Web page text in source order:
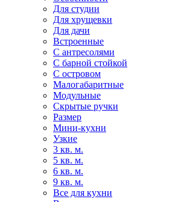
Для студии
Для хрущевки
Для дачи
Встроенные
С антресолями
С барной стойкой
С островом
Малогабаритные
Модульные
Скрытые ручки
Размер
Мини-кухни
Узкие
3 кв. м.
5 кв. м.
6 кв. м.
9 кв. м.
Все для кухни